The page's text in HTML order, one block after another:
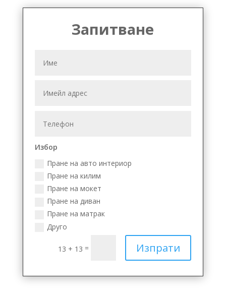
Запитване
Избор
Пране на авто интериор
Пране на килим
Пране на мокет
Пране на диван
Пране на матрак
Друго
13 + 13 = Изпрати